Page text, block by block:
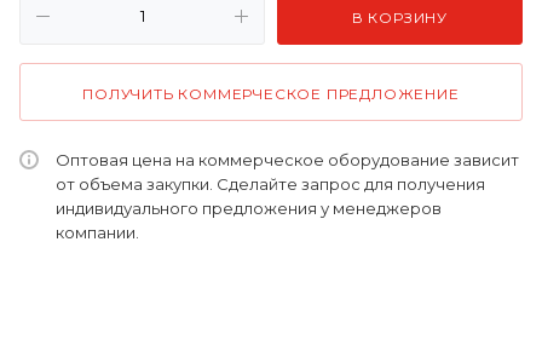
В КОРЗИНУ
ПОЛУЧИТЬ КОММЕРЧЕСКОЕ ПРЕДЛОЖЕНИЕ
Оптовая цена на коммерческое оборудование зависит
от объема закупки. Сделайте запрос для получения
индивидуального предложения у менеджеров
компании.